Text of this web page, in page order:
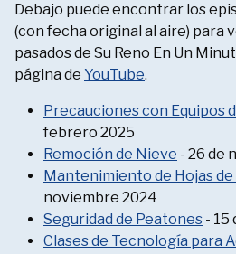
Debajo puede encontrar los
(con fecha original al aire) para
pasados de Su Reno En Un
página de YouTube.
Precauciones con Equipos
febrero 2025
Remoción de Nieve - 26 de
Mantenimiento de Hojas
noviembre 2024
Seguridad de Peatones - 15
Clases de Tecnología para